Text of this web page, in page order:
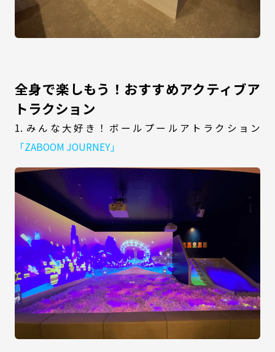
全身で楽しもう！おすすめアクティブア
トラクション
1. みんな大好き！ボールプールアトラクション
「ZABOOM JOURNEY」